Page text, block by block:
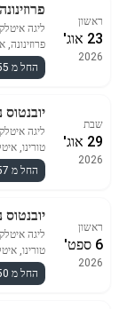
ראשון
23 אוג'
2026
ליגה
פרוזינונה,
החל מ $655
שבת
29 אוג'
2026
ליגה
טורינו,
החל מ $57
ראשון
6 ספט'
2026
יובנטוס
ליגה
טורינו,
החל מ $150